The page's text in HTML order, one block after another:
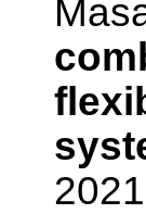
2021